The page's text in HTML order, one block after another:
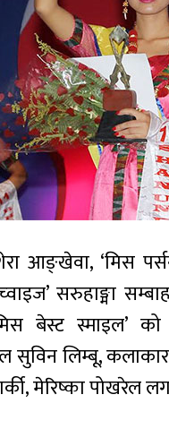
आङ्खेवा, ‘मिस
सरुहाङ्मा
बेस्ट स्माइल’
सुविन लिम्बू,
मेरिष्का पोखरेल